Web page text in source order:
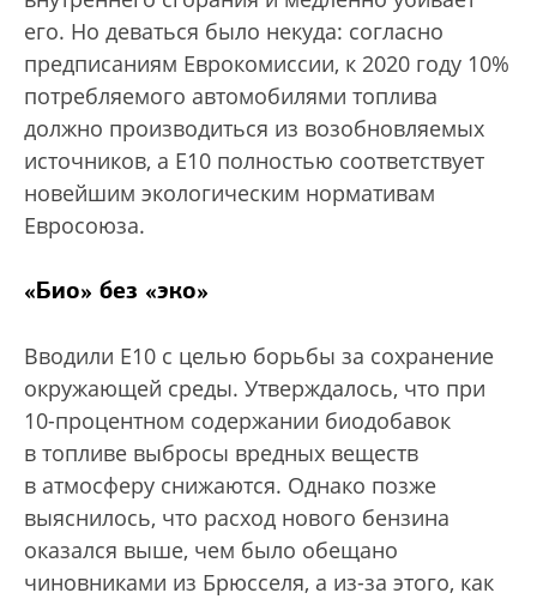
его. Но деваться было некуда: согласно
предписаниям Еврокомиссии, к 2020 году 10%
потребляемого автомобилями топлива
должно производиться из возобновляемых
источников, а E10 полностью соответствует
новейшим экологическим нормативам
Евросоюза.
«Био» без «эко»
Вводили E10 с целью борьбы за сохранение
окружающей среды. Утверждалось, что при
10-процентном содержании биодобавок
в топливе выбросы вредных веществ
в атмосферу снижаются. Однако позже
выяснилось, что расход нового бензина
оказался выше, чем было обещано
чиновниками из Брюсселя, а из-за этого, как